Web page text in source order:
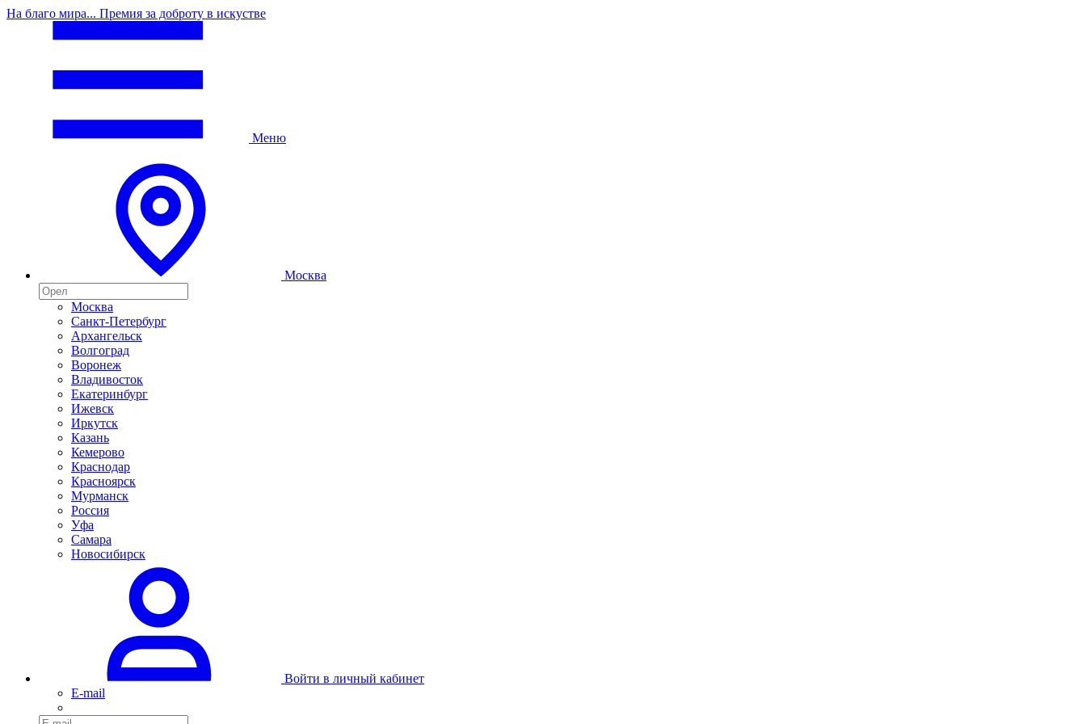
На благо мира... Премия за доброту в искустве
Меню
Москва
Москва
Санкт-Петербург
Архангельск
Волгоград
Воронеж
Владивосток
Екатеринбург
Ижевск
Иркутск
Казань
Кемерово
Краснодар
Красноярск
Мурманск
Россия
Уфа
Самара
Новосибирск
Войти в личный кабинет
E-mail